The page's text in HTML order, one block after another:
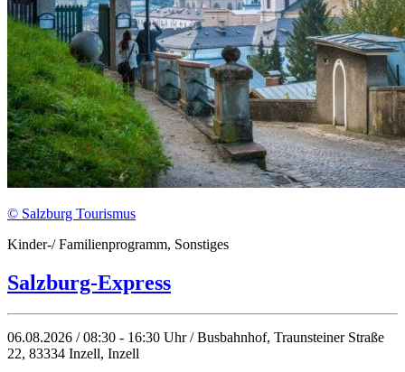
© Salzburg Tourismus
Kinder-/ Familienprogramm, Sonstiges
Salzburg-Express
06.08.2026 / 08:30 - 16:30 Uhr / Busbahnhof, Traunsteiner Straße
22, 83334 Inzell, Inzell